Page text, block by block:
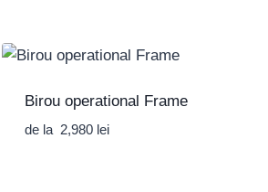
Birou operational Frame
de la 2,980 lei